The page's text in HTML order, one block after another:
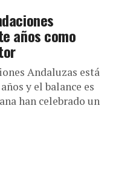
años como
Andaluzas está
y el balance es
han celebrado un